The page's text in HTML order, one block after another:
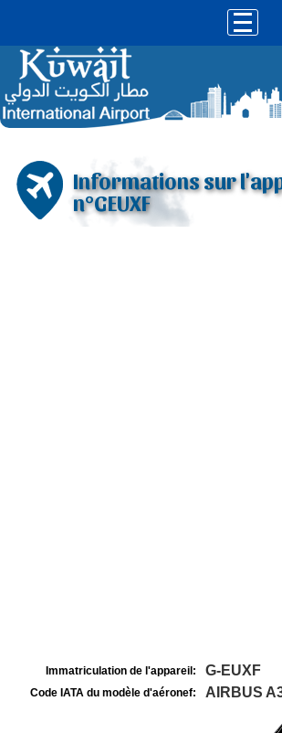
Informations sur
n°GEUXF
Immatriculation de l'appareil: G-EUXF
Code IATA du modèle d'aéronef: AIRBUS